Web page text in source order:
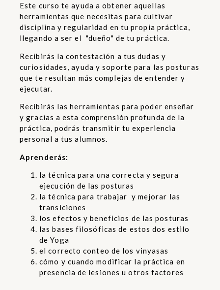
Este curso te ayuda a obtener aquellas
herramientas que necesitas para cultivar
disciplina y regularidad en tu propia práctica,
llegando a ser el "dueño" de tu práctica.
Recibirás la contestación a tus dudas y
curiosidades, ayuda y soporte para las posturas
que te resultan más complejas de entender y
ejecutar.
Recibirás las herramientas para poder enseñar
y gracias a esta comprensión profunda de la
práctica, podrás transmitir tu experiencia
personal a tus alumnos.
Aprenderás:
la técnica para una correcta y segura
ejecución de las posturas
la técnica para trabajar y mejorar las
transiciones
los efectos y beneficios de las posturas
las bases filosóficas de estos dos estilo
de Yoga
el correcto conteo de los vinyasas
cómo y cuando modificar la práctica en
presencia de lesiones u otros factores